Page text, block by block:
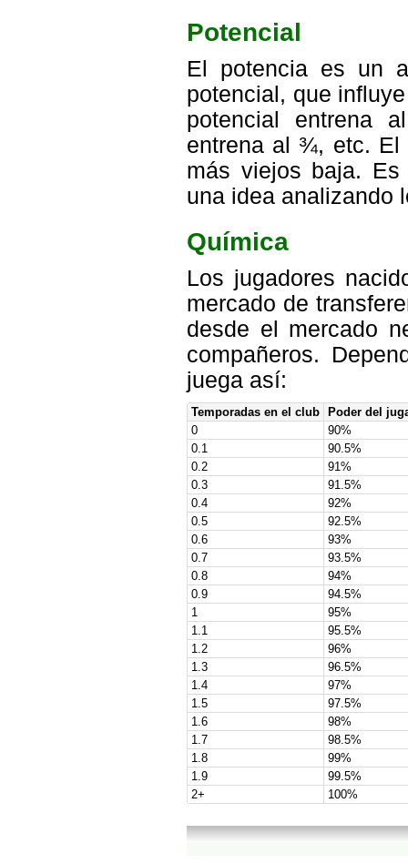
Potencial
El potencia es un
potencial, que
potencial entrena
entrena al ¾, etc. El
más viejos baja.
una idea analizando
Química
Los jugadores
mercado de
desde el mercado
compañeros.
juega así:
Temporadas en el club
Poder del
0
90%
0.1
90.5%
0.2
91%
0.3
91.5%
0.4
92%
0.5
92.5%
0.6
93%
0.7
93.5%
0.8
94%
0.9
94.5%
1
95%
1.1
95.5%
1.2
96%
1.3
96.5%
1.4
97%
1.5
97.5%
1.6
98%
1.7
98.5%
1.8
99%
1.9
99.5%
2+
100%